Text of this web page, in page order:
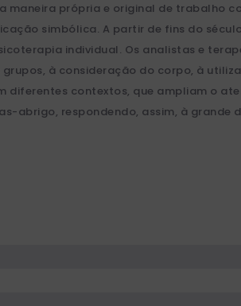
maneira própria e original de trabalho
simbólica. A partir de fins do século
individual. Os analistas e
à consideração do corpo, à
diferentes contextos, que ampliam o
abrigo, respondendo, assim, à grande